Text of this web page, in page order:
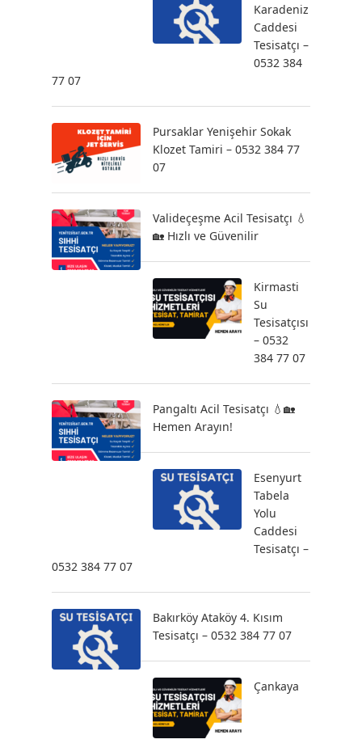
Karadeniz
Caddesi
Tesisatçı –
0532 384
77 07
Pursaklar Yenişehir Sokak
Klozet Tamiri – 0532 384 77
07
Valideçeşme Acil Tesisatçı 💧
🏡 Hızlı ve Güvenilir
Kirmasti
Su
Tesisatçısı
– 0532
384 77 07
Pangaltı Acil Tesisatçı 💧🏡
Hemen Arayın!
Esenyurt
Tabela
Yolu
Caddesi
Tesisatçı –
0532 384 77 07
Bakırköy Ataköy 4. Kısım
Tesisatçı – 0532 384 77 07
Çankaya